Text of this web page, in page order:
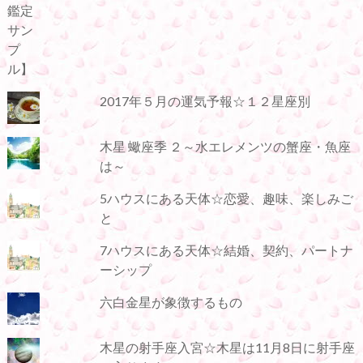
2017年５月の運気予報☆１２星座別
木星 蠍座季 ２～水エレメンツの蟹座・魚座
は～
5ハウスにある天体☆恋愛、趣味、楽しみご
と
7ハウスにある天体☆結婚、契約、パートナ
ーシップ
六白金星が象徴するもの
木星の射手座入宮☆木星は11月8日に射手座